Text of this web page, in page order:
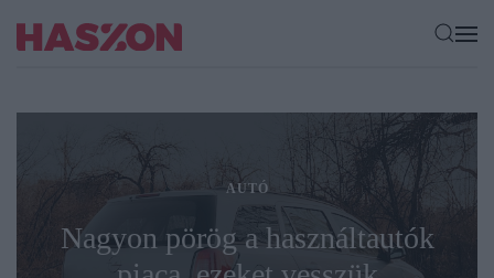
AUTÓ
Nagyon pörög a használtautók